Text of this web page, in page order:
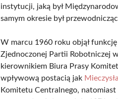
instytucji, jaką był
samym okresie był
W marcu 1960 roku objął
Zjednoczonej Partii Robotniczej
kierownikiem Biura Prasy
wpływową postacią jak
Komitetu Centralnego, natomiast